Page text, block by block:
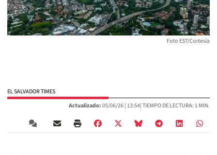
Foto EST/Cortesía
EL SALVADOR TIMES
Actualizado:05/06/26 | 13:54| TIEMPO DE LECTURA: 1 MIN.